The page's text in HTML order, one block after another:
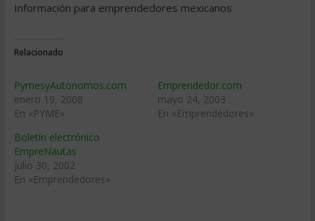
Información para emprendedores mexicanos
Relacionado
PymesyAutonomos.com
enero 19, 2008
En «PYME»
Emprendedor.com
mayo 24, 2003
En «Emprendedores»
Boletín electrónico
EmpreNautas
julio 30, 2002
En «Emprendedores»